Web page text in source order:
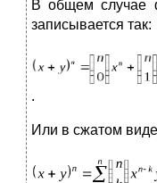
В общем случае
записывается так:
.
Или в сжатом виде